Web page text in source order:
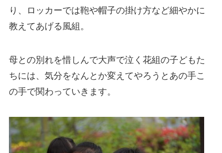
り、ロッカーでは鞄や帽子の掛け方など細やかに
教えてあげる風組。
母との別れを惜しんで大声で泣く花組の子どもた
ちには、気分をなんとか変えてやろうとあの手こ
の手で関わっていきます。